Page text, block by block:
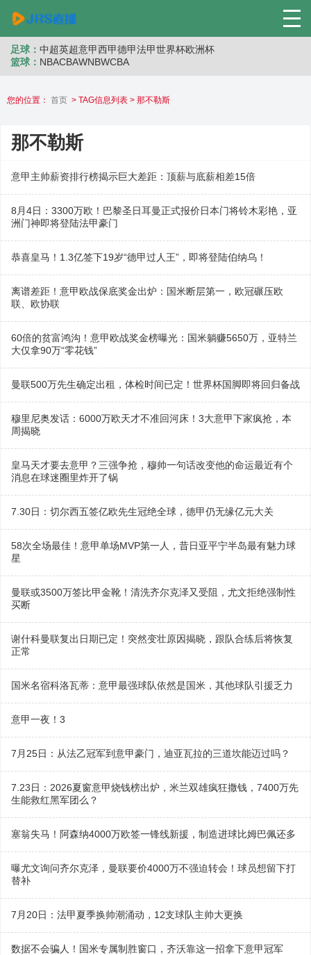
足球： 中超英超意甲西甲德甲法甲世界杯欧洲杯
篮球： NBACBAWNBWCBA
您的位置： 首页 > TAG信息列表 > 那不勒斯
那不勒斯
意甲主帅薪资排行榜揭示巨大差距：顶薪与底薪相差15倍
8月4日：3300万欧！巴黎圣日耳曼正式报价日本门将铃木彩艳，亚
洲门神即将登陆法甲豪门
恭喜皇马！1.3亿签下19岁“德甲过人王”，即将登陆伯纳乌！
离谱差距！意甲欧战保底奖金出炉：国米断层第一，欧冠碾压欧
联、欧协联
60倍的贫富鸿沟！意甲欧战奖金榜曝光：国米躺赚5650万，亚特兰
大仅拿90万“零花钱”
曼联500万先生确定出租，体检时间已定！世界杯国脚即将回归备战
穆里尼奥发话：6000万欧天才不准回河床！3大意甲下家疯抢，本
周揭晓
皇马天才要去意甲？三强争抢，穆帅一句话改变他的命运最近有个
消息在球迷圈里炸开了锅
7.30日：切尔西五签亿欧先生冠绝全球，德甲仍无缘亿元大关
58次全场最佳！意甲单场MVP第一人，昔日亚平宁半岛最有魅力球
星
曼联或3500万签比甲金靴！清洗齐尔克泽又受阻，尤文拒绝强制性
买断
谢什科曼联复出日期已定！突然变壮原因揭晓，跟队合练后将恢复
正常
国米名宿科洛瓦蒂：意甲最强球队依然是国米，其他球队引援乏力
意甲一夜！3
7月25日：从法乙冠军到意甲豪门，迪亚瓦拉的三道坎能迈过吗？
7.23日：2026夏窗意甲烧钱榜出炉，米兰双雄疯狂撒钱，7400万先
生能救红黑军团么？
塞翁失马！阿森纳4000万欧签一锋线新援，制造进球比姆巴佩还多
曝尤文询问齐尔克泽，曼联要价4000万不强迫转会！球员想留下打
替补
7月20日：法甲夏季换帅潮涌动，12支球队主帅大更换
数据不会骗人！国米专属制胜窗口，齐沃靠这一招拿下意甲冠军